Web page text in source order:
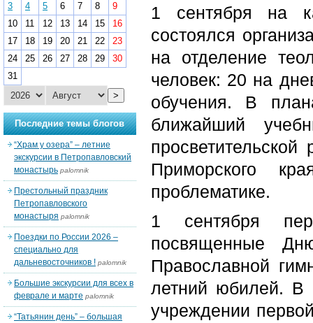
1 сентября на
состоялся
на отделение
человек: 20 на
обучения. В
ближайший
просветительской
Приморского
проблематике.
1 сентября
посвященные
Православной
летний юбилей. В
учреждении
3
4 5 6 7 8
9
10
11 12 13 14 15
16
17
18 19 20 21 22
23
24
25 26 27 28 29
30
31
>
Последние темы блогов
“Храм у озера” – летние
экскурсии в Петропавловский
монастырь palomnik
Престольный праздник
Петропавловского
монастыря palomnik
Поездки по России 2026 –
специально для
дальневосточников ! palomnik
Большие экскурсии для всех в
феврале и марте palomnik
“Татьянин день” – большая